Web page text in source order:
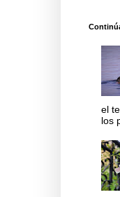
el
los